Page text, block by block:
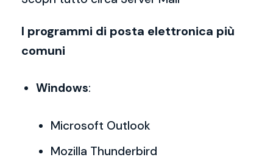
I programmi di posta elettronica più
comuni
Windows:
Microsoft Outlook
Mozilla Thunderbird